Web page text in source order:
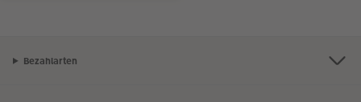
Bezahlarten